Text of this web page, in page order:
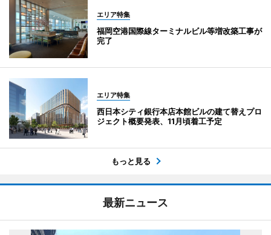
エリア特集
福岡空港国際線ターミナルビル等増改築工事が
完了
エリア特集
西日本シティ銀行本店本館ビルの建て替えプロ
ジェクト概要発表、11月頃着工予定
もっと見る
最新ニュース